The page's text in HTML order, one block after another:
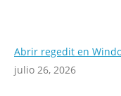
Abrir regedit en
julio 26, 2026